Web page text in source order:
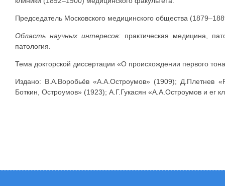
Председатель Московского медицинского общества
Область научных интересов: практическая медицина,
патология.
Тема докторской диссертации «О происхождении первого
Издано: В.А.Воробьёв «А.А.Остроумов» (1909); Д.Плетнев
Боткин, Остроумов» (1923); А.Г.Гукасян «А.А.Остроумов и ег